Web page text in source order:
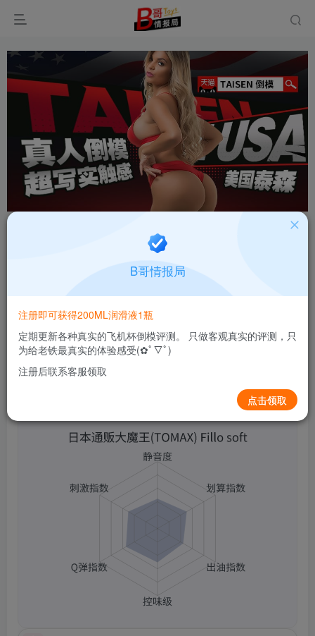
正文
日本TOMAX Fillo soft低刺激慢玩飞机杯测评报告
关注 私信
日本通贩大魔王(TOMAX) Fillo soft
B哥情报局
注册即可获得200ML润滑液1瓶
定期更新各种真实的飞机杯倒模评测。 只做客观真实的评测，只
为给老铁最真实的体验感受(✿ﾟ▽ﾟ)
注册后联系客服领取
点击领取